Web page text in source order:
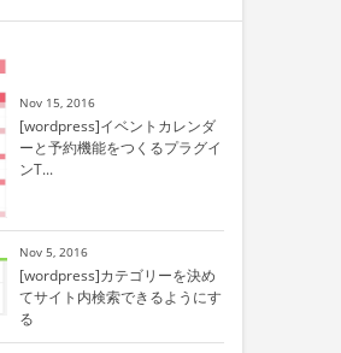
Nov 15, 2016
[wordpress]イベントカレンダ
ーと予約機能をつくるプラグイ
ンT...
Nov 5, 2016
[wordpress]カテゴリーを決め
てサイト内検索できるようにす
る